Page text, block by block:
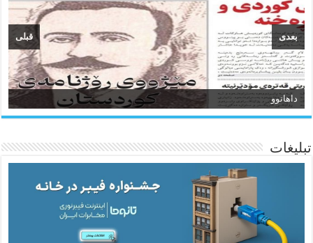
داهاتوو
سیروان
ئاژانسی هەواڵی مێهر
قبلی بعدی
تبلیغات